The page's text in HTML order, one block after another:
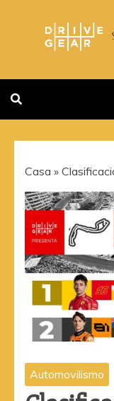
contenido
Casa »
Automovilismo